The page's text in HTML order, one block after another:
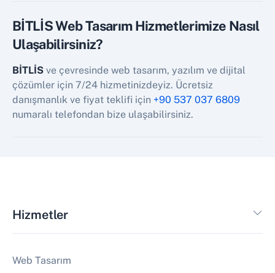
BİTLİS Web Tasarım Hizmetlerimize Nasıl
Ulaşabilirsiniz?
BİTLİS ve çevresinde web tasarım, yazılım ve dijital
çözümler için 7/24 hizmetinizdeyiz. Ücretsiz
danışmanlık ve fiyat teklifi için +90 537 037 6809
numaralı telefondan bize ulaşabilirsiniz.
Hizmetler
Web Tasarım